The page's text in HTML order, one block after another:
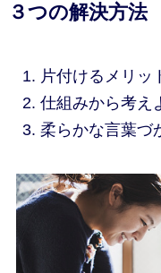
３つの解決方法
片付けるメリッ
仕組みから考え
柔らかな言葉づ